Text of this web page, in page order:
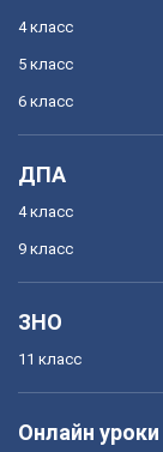
4 класс
5 класс
6 класс
ДПА
4 класс
9 класс
ЗНО
11 класс
Онлайн уроки